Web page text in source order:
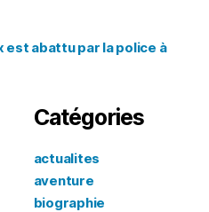
est abattu par la police à
Catégories
actualites
aventure
biographie